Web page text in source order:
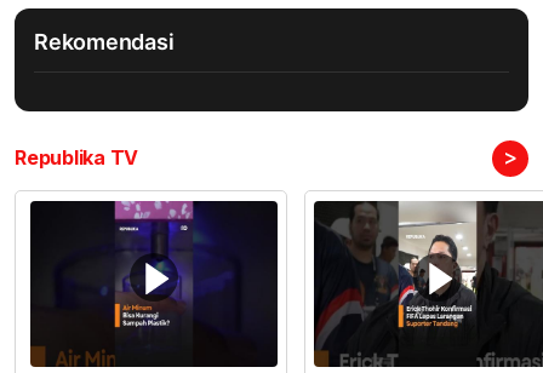
Rekomendasi
Republika TV >